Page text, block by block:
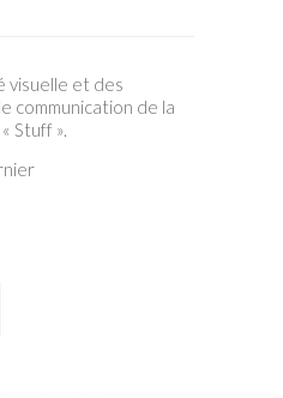
visuelle et des
communication de la
Stuff ».